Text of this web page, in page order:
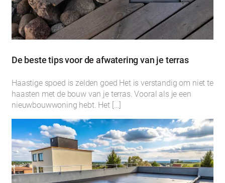
De beste tips voor de afwatering van je terras
Haastige spoed is zelden goed Het is verstandig om niet te
haasten met de bouw van je terras. Vooral als je een
nieuwbouwwoning hebt. Het […]